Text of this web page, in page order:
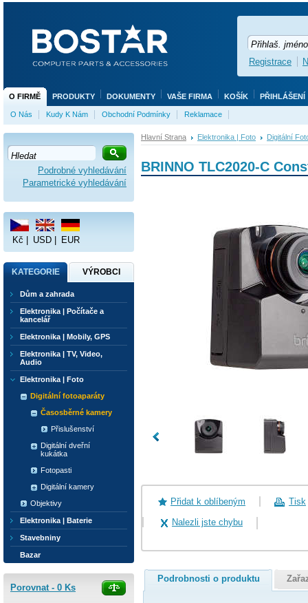
Hlavní Strana Elektronika | Foto Digitální
BRINNO TLC2020-C
Přidat k oblíbeným
Tisk
Nalezli jste chybu
Podrobnosti o produktu
Podrobné vyhledávání
Parametrické vyhledávání
Kč USD EUR
KATEGORIE VÝROBCI
Dům a zahrada
Elektronika | Počítače a
kancelář
Elektronika | Mobily, GPS
Elektronika | TV, Video,
Audio
Elektronika | Foto
Digitální fotoaparáty
Časosběrné kamery
Přislušenství
Digitální dveřní
kukátka
Fotopasti
Digitální kamery
Objektivy
Elektronika | Baterie
Stavebniny
Bazar
Porovnat - 0 Ks
O FIRMĚ PRODUKTY DOKUMENTY VAŠE FIRMA KOŠÍK PŘIHLÁŠENÍ
O Nás Kudy K Nám Obchodní Podmínky Reklamace
Registrace